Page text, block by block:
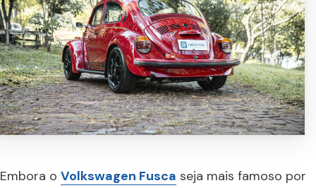
Embora o Volkswagen Fusca seja mais famoso por